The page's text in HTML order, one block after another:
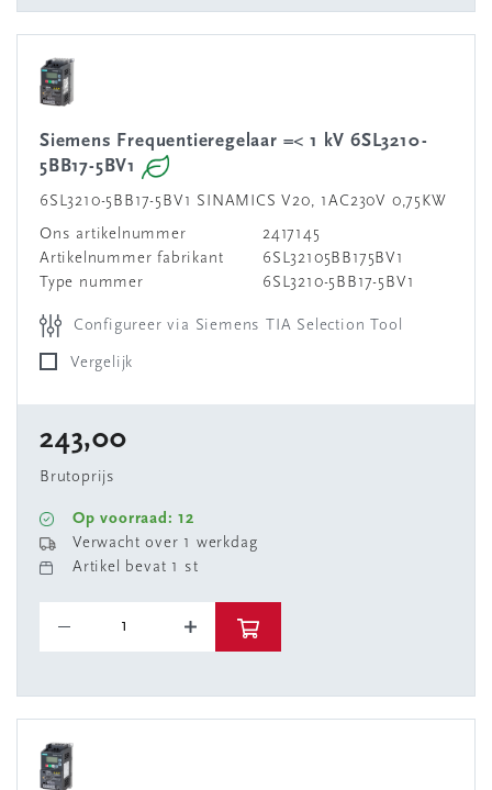
Siemens Frequentieregelaar =< 1 kV 6SL3210-
5BB17-5BV1
6SL3210-5BB17-5BV1 SINAMICS V20, 1AC230V 0,75KW
Ons artikelnummer
2417145
Artikelnummer fabrikant
6SL32105BB175BV1
Type nummer
6SL3210-5BB17-5BV1
Configureer via Siemens TIA Selection Tool
Vergelijk
243,00
Brutoprijs
Op voorraad: 12
Verwacht over 1 werkdag
Artikel bevat 1 st